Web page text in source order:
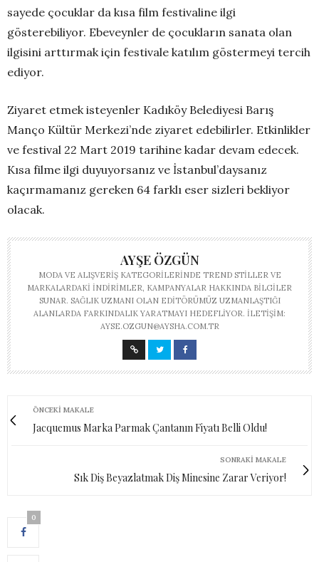
sayede çocuklar da kısa film festivaline ilgi
gösterebiliyor. Ebeveynler de çocukların sanata olan
ilgisini arttırmak için festivale katılım göstermeyi tercih
ediyor.
Ziyaret etmek isteyenler Kadıköy Belediyesi Barış
Manço Kültür Merkezi’nde ziyaret edebilirler. Etkinlikler
ve festival 22 Mart 2019 tarihine kadar devam edecek.
Kısa filme ilgi duyuyorsanız ve İstanbul’daysanız
kaçırmamanız gereken 64 farklı eser sizleri bekliyor
olacak.
AYŞE ÖZGÜN
MODA VE ALIŞVERIŞ KATEGORILERINDE TREND STILLER VE
MARKALARDAKI INDIRIMLER, KAMPANYALAR HAKKINDA BILGILER
SUNAR. SAĞLIK UZMANI OLAN EDITÖRÜMÜZ UZMANLAŞTIĞI
ALANLARDA FARKINDALIK YARATMAYI HEDEFLIYOR. İLETIŞIM:
AYSE.OZGUN@AYSHA.COM.TR
ÖNCEKI MAKALE
Jacquemus Marka Parmak Çantanın Fiyatı Belli Oldu!
SONRAKI MAKALE
Sık Diş Beyazlatmak Diş Minesine Zarar Veriyor!
0